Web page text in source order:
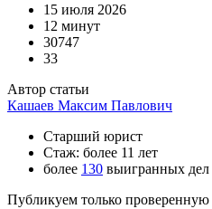
15 июля 2026
12 минут
30747
33
Автор статьи
Кашаев Максим Павлович
Старший юрист
Стаж: более 11 лет
более 130 выигранных дел
Публикуем только